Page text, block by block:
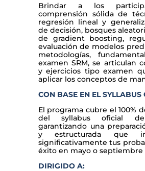
Brindar a los
comprensión sólida de
regresión lineal y
de decisión, bosques
de gradient boosting,
evaluación de modelos
metodologías,
examen SRM, se articulan
y ejercicios tipo examen
aplicar los conceptos de
CON BASE EN EL SYLLABUS
El programa cubre el 100%
del syllabus oficial
garantizando una
y estructurada que
significativamente tus
éxito en mayo o septiembre
DIRIGIDO A: